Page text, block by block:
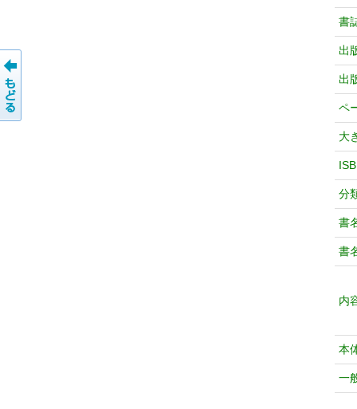
書
出
出
ペ
大
分
書
書
内
本
一